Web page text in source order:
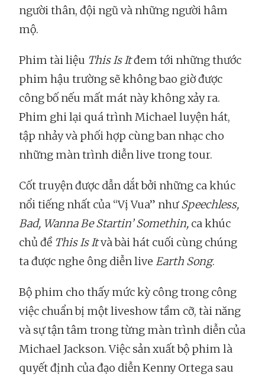
người thân, đội ngũ và những người hâm
mộ.
Phim tài liệu This Is Itđem tới những thước
phim hậu trường sẽ không bao giờ được
công bố nếu mất mát này không xảy ra.
Phim ghi lại quá trình Michael luyện hát,
tập nhảy và phối hợp cùng ban nhạc cho
những màn trình diễn live trong tour.
Cốt truyện được dẫn dắt bởi những ca khúc
nổi tiếng nhất của “Vị Vua” nhưSpeechless,
Bad, Wanna Be Startin’ Somethin, ca khúc
chủ đề This Is Itvà bài hát cuối cùng chúng
ta được nghe ông diễn live Earth Song.
Bộ phim cho thấy mức kỳ công trong công
việc chuẩn bị một liveshow tầm cỡ, tài năng
và sự tận tâm trong từng màn trình diễn của
Michael Jackson. Việc sản xuất bộ phim là
quyết định của đạo diễn Kenny Ortega sau